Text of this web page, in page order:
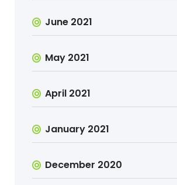
June 2021
May 2021
April 2021
January 2021
December 2020